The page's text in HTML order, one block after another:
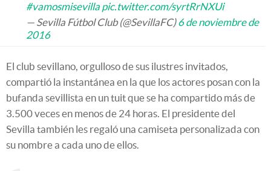
#vamosmisevilla pic.twitter.com/syrtRrNXUi
— Sevilla Fútbol Club (@SevillaFC)6 de noviembre de
2016
El club sevillano, orgulloso de sus ilustres invitados,
compartió la instantánea en la que los actores posan con la
bufanda sevillista en un tuit que se ha compartido más de
3.500 veces en menos de 24 horas. El presidente del
Sevilla también les regaló una camiseta personalizada con
su nombre a cada uno de ellos.